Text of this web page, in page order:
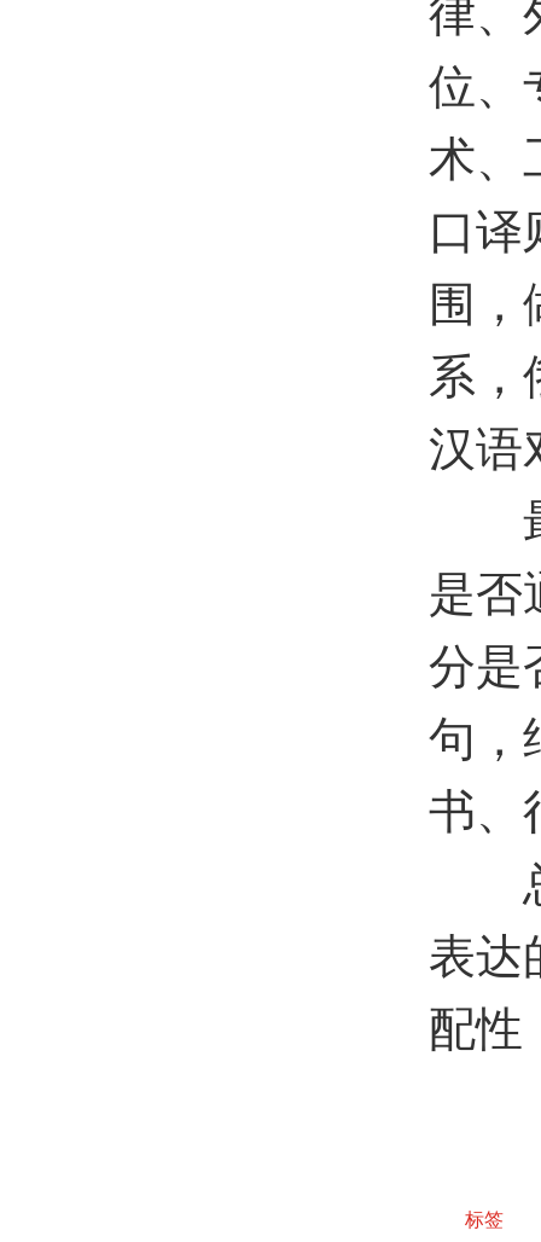
律、
位、
术、
口译
围，
系，
汉语
最
是否
分是
句，
书、
总
表达
配性
标签